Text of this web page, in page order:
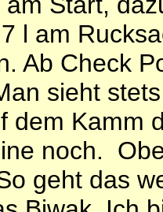
l am
Ab Check
sieht
dem Kamm
noch.
geht das